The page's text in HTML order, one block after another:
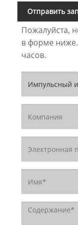
Отправить
Пожалуйста,
в форме
часов.